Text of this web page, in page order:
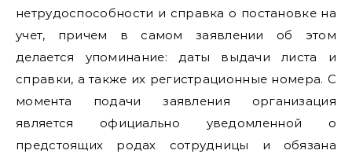
нетрудоспособности и справка о постановке на
учет, причем в самом заявлении об этом
делается упоминание: даты выдачи листа и
справки, а также их регистрационные номера. С
момента подачи заявления организация
является официально уведомленной о
предстоящих родах сотрудницы и обязана